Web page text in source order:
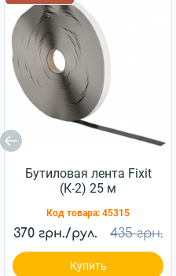
Бутиловая лента Fixit
(К-2) 25 м
Код товара: 45315
370 грн./рул. 435 грн.
Купить